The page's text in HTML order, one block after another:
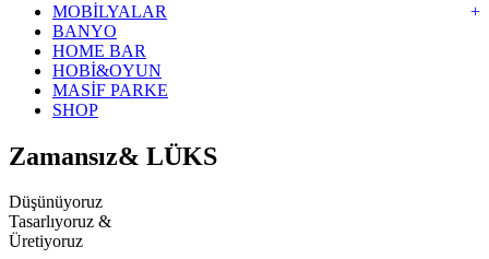
MOBİLYALAR
+
BANYO
HOME BAR
HOBİ&OYUN
MASİF PARKE
SHOP
Zamansız& LÜKS
Düşünüyoruz
Tasarlıyoruz &
Üretiyoruz